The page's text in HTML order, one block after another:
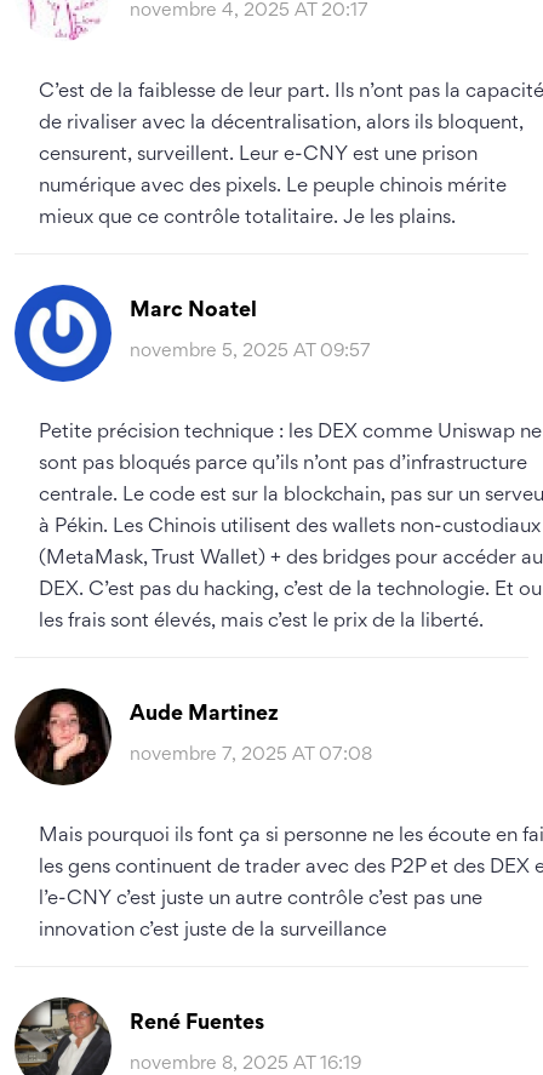
novembre 4, 2025 AT 20:17
C’est de la faiblesse de leur part. Ils n’ont pas la capacité
de rivaliser avec la décentralisation, alors ils bloquent,
censurent, surveillent. Leur e-CNY est une prison
numérique avec des pixels. Le peuple chinois mérite
mieux que ce contrôle totalitaire. Je les plains.
Marc Noatel
novembre 5, 2025 AT 09:57
Petite précision technique : les DEX comme Uniswap ne
sont pas bloqués parce qu’ils n’ont pas d’infrastructure
centrale. Le code est sur la blockchain, pas sur un
à Pékin. Les Chinois utilisent des wallets non-custodiaux
(MetaMask, Trust Wallet) + des bridges pour accéder
DEX. C’est pas du hacking, c’est de la technologie. Et
les frais sont élevés, mais c’est le prix de la liberté.
Aude Martinez
novembre 7, 2025 AT 07:08
Mais pourquoi ils font ça si personne ne les écoute en
les gens continuent de trader avec des P2P et des DEX
l’e-CNY c’est juste un autre contrôle c’est pas une
innovation c’est juste de la surveillance
René Fuentes
novembre 8, 2025 AT 16:19